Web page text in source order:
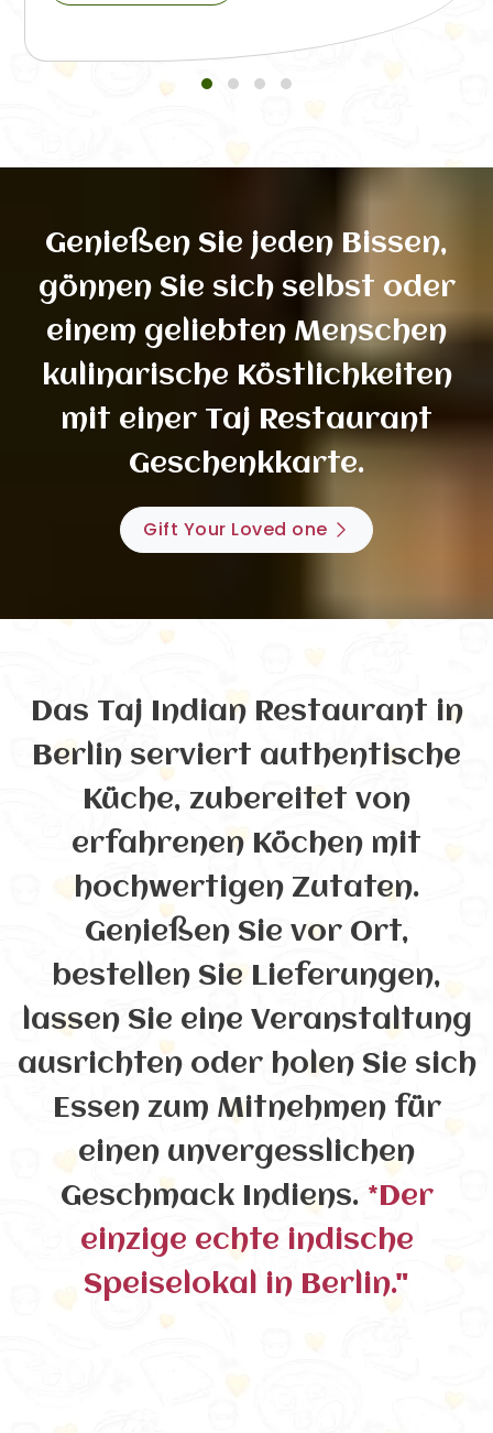
Genießen Sie jeden Bissen,
gönnen Sie sich selbst oder
einem geliebten Menschen
kulinarische Köstlichkeiten
mit einer Taj Restaurant
Geschenkkarte.
Gift Your Loved one
Das Taj Indian Restaurant in
Berlin serviert authentische
Küche, zubereitet von
erfahrenen Köchen mit
hochwertigen Zutaten.
Genießen Sie vor Ort,
bestellen Sie Lieferungen,
lassen Sie eine Veranstaltung
ausrichten oder holen Sie sich
Essen zum Mitnehmen für
einen unvergesslichen
Geschmack Indiens. *Der
einzige echte indische
Speiselokal in Berlin."